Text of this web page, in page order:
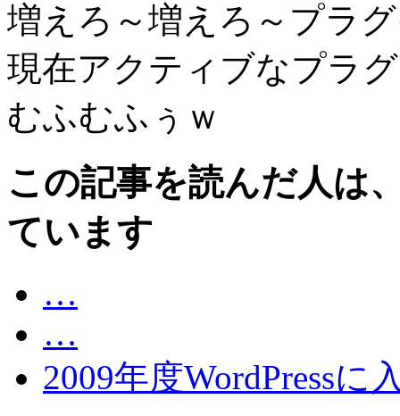
増えろ～増えろ～プラ
現在アクティブなプラ
むふむふぅｗ
この記事を読んだ人は
ています
…
…
2009年度WordPress